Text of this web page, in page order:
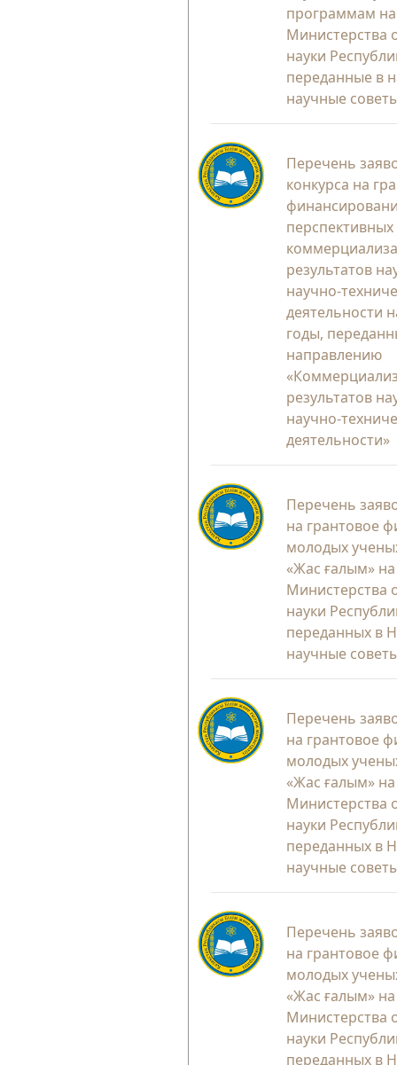
программам
Министерства
науки
переданные в
научные
Перечень
конкурса на
результатов
научно-
деятельности
годы,
направлению
результатов
научно-
деятельности»
Перечень
на грантовое
молодых
«Жас ғалым»
Министерства
науки
переданных в
научные
Перечень
на грантовое
молодых
«Жас ғалым»
Министерства
науки
переданных в
научные
Перечень
на грантовое
молодых
«Жас ғалым»
Министерства
науки
переданных в